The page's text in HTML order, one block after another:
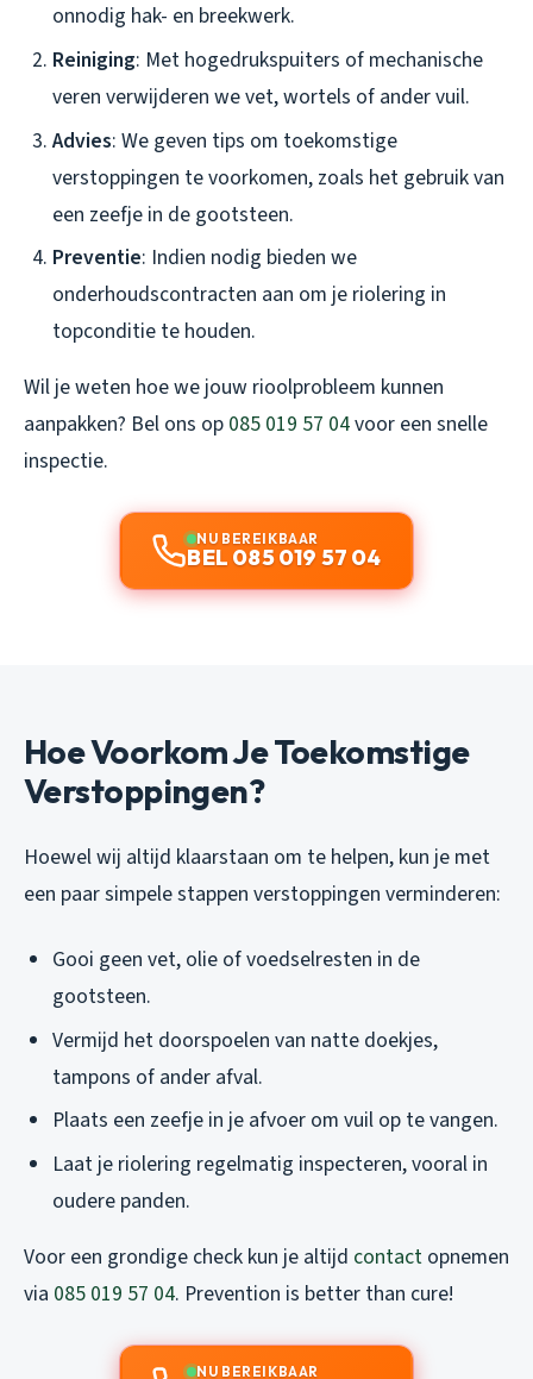
onnodig hak- en breekwerk.
Reiniging: Met hogedrukspuiters of mechanische
veren verwijderen we vet, wortels of ander vuil.
Advies: We geven tips om toekomstige
verstoppingen te voorkomen, zoals het gebruik van
een zeefje in de gootsteen.
Preventie: Indien nodig bieden we
onderhoudscontracten aan om je riolering in
topconditie te houden.
Wil je weten hoe we jouw rioolprobleem kunnen
aanpakken? Bel ons op 085 019 57 04voor een snelle
inspectie.
NU BEREIKBAAR
BEL 085 019 57 04
Hoe Voorkom Je Toekomstige
Verstoppingen?
Hoewel wij altijd klaarstaan om te helpen, kun je met
een paar simpele stappen verstoppingen verminderen:
Gooi geen vet, olie of voedselresten in de
gootsteen.
Vermijd het doorspoelen van natte doekjes,
tampons of ander afval.
Plaats een zeefje in je afvoer om vuil op te vangen.
Laat je riolering regelmatig inspecteren, vooral in
oudere panden.
Voor een grondige check kun je altijd contact opnemen
via 085 019 57 04. Prevention is better than cure!
NU BEREIKBAAR